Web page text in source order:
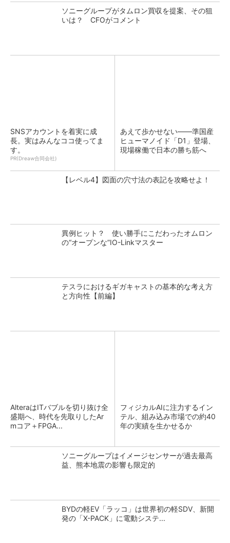
ソニーグループがタムロン買収を提案、その狙
いは？ CFOがコメント
SNSアカウントを着実に成
長。実はみんなココ使ってま
す。
PR(Dreaw合同会社)
あえて歩かせない――準国産
ヒューマノイド「D1」登場、
現場稼働で日本の勝ち筋へ
【レベル4】図面の穴寸法の表記を攻略せよ！
異例ヒット？ 使い勝手にこだわったオムロン
の“オープンな”IO-Linkマスター
テスラにおけるギガキャストの基本的な考え方
と方向性【前編】
AlteraはITバブルを切り抜け全
盛期へ、時代を先取りしたAr
mコア＋FPGA...
フィジカルAIに注力するイン
テル、組み込み市場での約40
年の実績を生かせるか
ソニーグループはイメージセンサーが過去最高
益、熊本地震の影響も限定的
BYDの軽EV「ラッコ」は世界初の軽SDV、新開
発の「X-PACK」に電動システ...